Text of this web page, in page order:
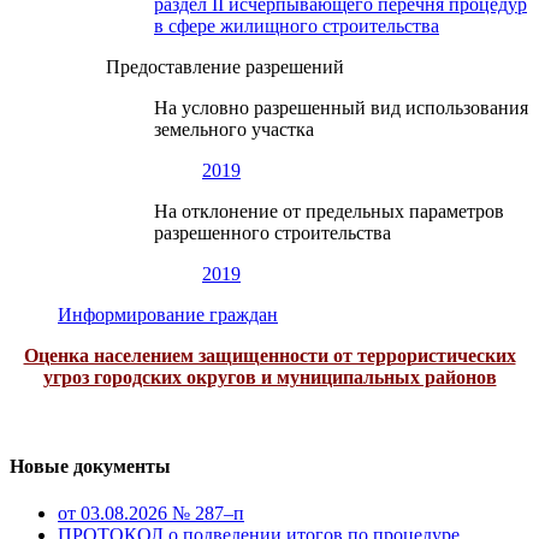
раздел II исчерпывающего перечня процедур
в сфере жилищного строительства
Предоставление разрешений
На условно разрешенный вид использования
земельного участка
2019
На отклонение от предельных параметров
разрешенного строительства
2019
Информирование граждан
Оценка населением защищенности от террористических
угроз городских округов и муниципальных районов
Новые документы
от 03.08.2026 № 287–п
ПРОТОКОЛ о подведении итогов по процедуре